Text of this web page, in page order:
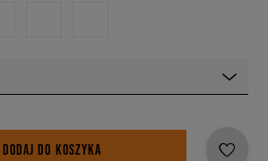
DODAJ DO KOSZYKA